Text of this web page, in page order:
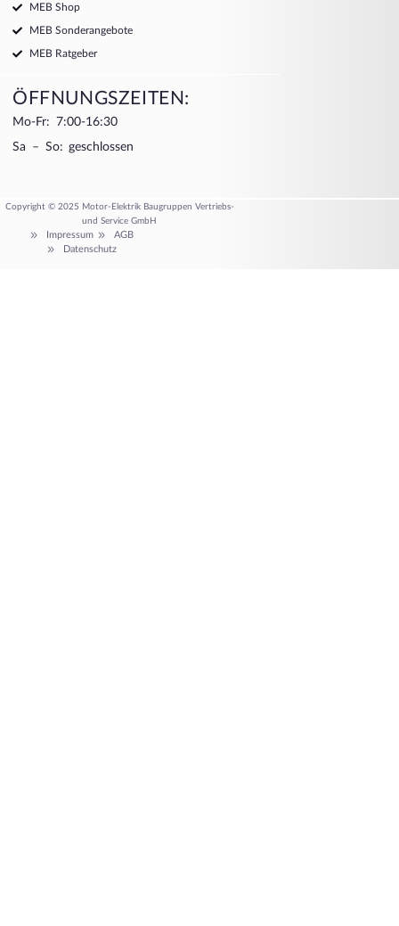
MEB Shop
MEB Sonderangebote
MEB Ratgeber
ÖFFNUNGSZEITEN:
Mo-Fr: 7:00-16:30
Sa – So: geschlossen
Copyright © 2025 Motor-Elektrik Baugruppen Vertriebs-
und Service GmbH
Impressum
AGB
Datenschutz